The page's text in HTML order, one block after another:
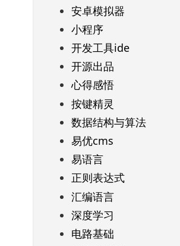
安卓模拟器
小程序
开发工具ide
开源出品
心得感悟
按键精灵
数据结构与算法
易优cms
易语言
正则表达式
汇编语言
深度学习
电路基础